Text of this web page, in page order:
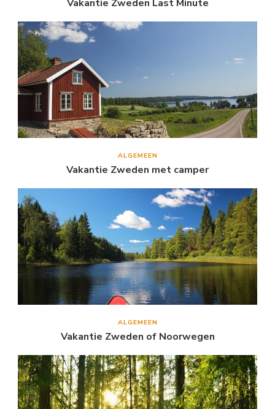
Vakantie Zweden Last Minute
ALGEMEEN
Vakantie Zweden met camper
ALGEMEEN
Vakantie Zweden of Noorwegen